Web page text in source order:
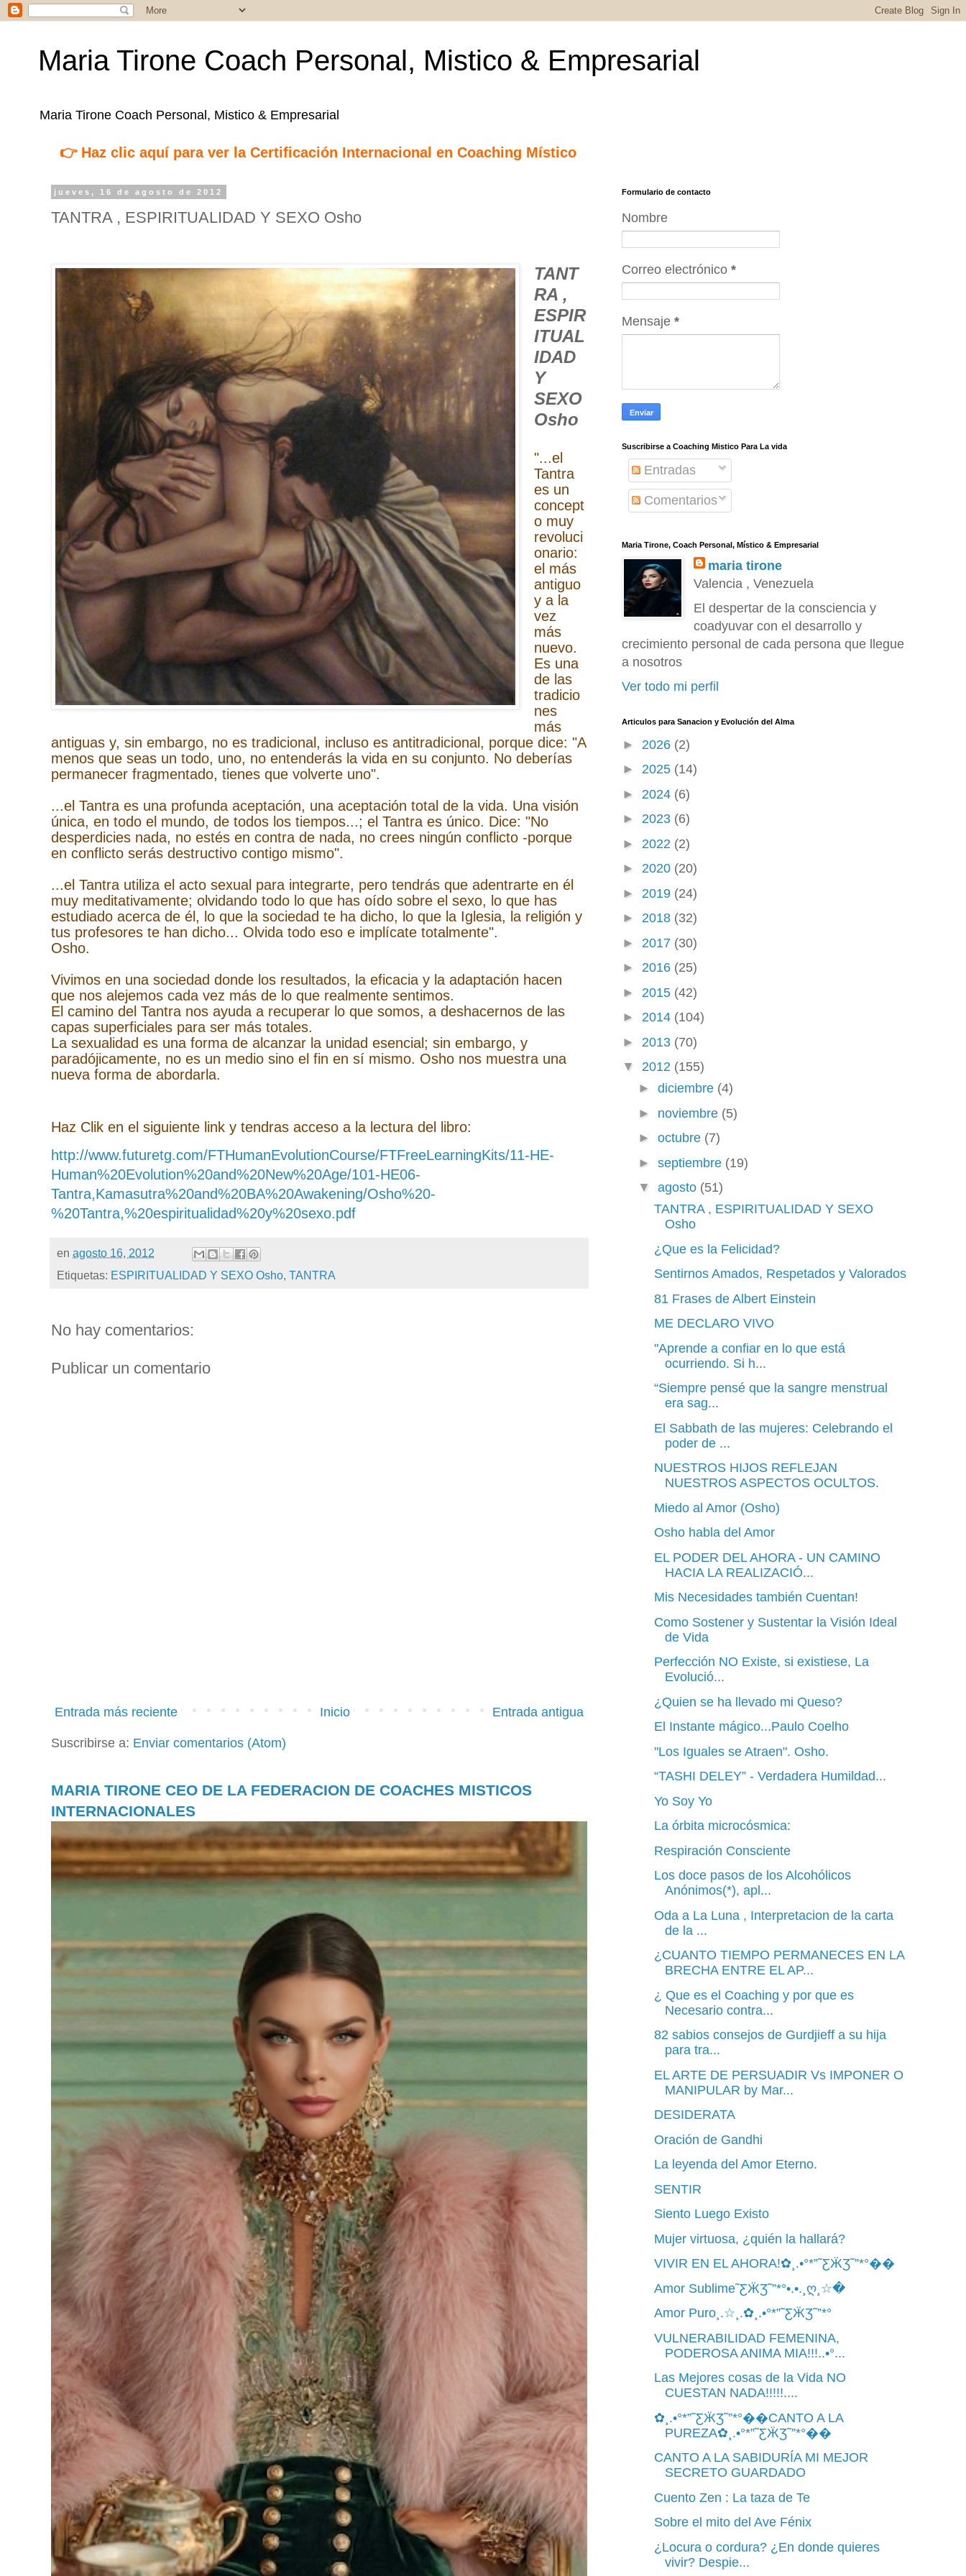
Maria Tirone Coach Personal, Mistico & Empresarial
Maria Tirone Coach Personal, Mistico & Empresarial
👉 Haz clic aquí para ver la Certificación Internacional en Coaching Místico
jueves, 16 de agosto de 2012
TANTRA , ESPIRITUALIDAD Y SEXO Osho
TANT
RA ,
ESPIR
ITUAL
IDAD
Y
SEXO
Osho
"...el
Tantra
es un
concept
o muy
revoluci
onario:
el más
antiguo
y a la
vez
más
nuevo.
Es una
de las
tradicio
nes
más
antiguas y, sin embargo, no es tradicional, incluso es antitradicional, porque dice: "A
menos que seas un todo, uno, no entenderás la vida en su conjunto. No deberías
permanecer fragmentado, tienes que volverte uno".
...el Tantra es una profunda aceptación, una aceptación total de la vida. Una visión
única, en todo el mundo, de todos los tiempos...; el Tantra es único. Dice: "No
desperdicies nada, no estés en contra de nada, no crees ningún conflicto -porque
en conflicto serás destructivo contigo mismo".
...el Tantra utiliza el acto sexual para integrarte, pero tendrás que adentrarte en él
muy meditativamente; olvidando todo lo que has oído sobre el sexo, lo que has
estudiado acerca de él, lo que la sociedad te ha dicho, lo que la Iglesia, la religión y
tus profesores te han dicho... Olvida todo eso e implícate totalmente".
Osho.
Vivimos en una sociedad donde los resultados, la eficacia y la adaptación hacen
que nos alejemos cada vez más de lo que realmente sentimos.
El camino del Tantra nos ayuda a recuperar lo que somos, a deshacernos de las
capas superficiales para ser más totales.
La sexualidad es una forma de alcanzar la unidad esencial; sin embargo, y
paradójicamente, no es un medio sino el fin en sí mismo. Osho nos muestra una
nueva forma de abordarla.
Haz Clik en el siguiente link y tendras acceso a la lectura del libro:
http://www.futuretg.com/FTHumanEvolutionCourse/FTFreeLearningKits/11-HE-
Human%20Evolution%20and%20New%20Age/101-HE06-
Tantra,Kamasutra%20and%20BA%20Awakening/Osho%20-
%20Tantra,%20espiritualidad%20y%20sexo.pdf
en agosto 16, 2012
Etiquetas: ESPIRITUALIDAD Y SEXO Osho, TANTRA
No hay comentarios:
Publicar un comentario
Entrada más reciente Entrada antigua
Inicio
Suscribirse a: Enviar comentarios (Atom)
MARIA TIRONE CEO DE LA FEDERACION DE COACHES MISTICOS
INTERNACIONALES
Formulario de contacto
Nombre
Correo electrónico *
Mensaje *
Suscribirse a Coaching Mistico Para La vida
Entradas
Comentarios
Maria Tirone, Coach Personal, Místico & Empresarial
maria tirone
Valencia , Venezuela
El despertar de la consciencia y
coadyuvar con el desarrollo y
crecimiento personal de cada persona que llegue
a nosotros
Ver todo mi perfil
Articulos para Sanacion y Evolución del Alma
► 2026 (2)
► 2025 (14)
► 2024 (6)
► 2023 (6)
► 2022 (2)
► 2020 (20)
► 2019 (24)
► 2018 (32)
► 2017 (30)
► 2016 (25)
► 2015 (42)
► 2014 (104)
► 2013 (70)
▼ 2012 (155)
► diciembre (4)
► noviembre (5)
► octubre (7)
► septiembre (19)
▼ agosto (51)
TANTRA , ESPIRITUALIDAD Y SEXO
Osho
¿Que es la Felicidad?
Sentirnos Amados, Respetados y Valorados
81 Frases de Albert Einstein
ME DECLARO VIVO
"Aprende a confiar en lo que está
ocurriendo. Si h...
“Siempre pensé que la sangre menstrual
era sag...
El Sabbath de las mujeres: Celebrando el
poder de ...
NUESTROS HIJOS REFLEJAN
NUESTROS ASPECTOS OCULTOS.
Miedo al Amor (Osho)
Osho habla del Amor
EL PODER DEL AHORA - UN CAMINO
HACIA LA REALIZACIÓ...
Mis Necesidades también Cuentan!
Como Sostener y Sustentar la Visión Ideal
de Vida
Perfección NO Existe, si existiese, La
Evolució...
¿Quien se ha llevado mi Queso?
El Instante mágico...Paulo Coelho
"Los Iguales se Atraen". Osho.
“TASHI DELEY” - Verdadera Humildad...
Yo Soy Yo
La órbita microcósmica:
Respiración Consciente
Los doce pasos de los Alcohólicos
Anónimos(*), apl...
Oda a La Luna , Interpretacion de la carta
de la ...
¿CUANTO TIEMPO PERMANECES EN LA
BRECHA ENTRE EL AP...
¿ Que es el Coaching y por que es
Necesario contra...
82 sabios consejos de Gurdjieff a su hija
para tra...
EL ARTE DE PERSUADIR Vs IMPONER O
MANIPULAR by Mar...
DESIDERATA
Oración de Gandhi
La leyenda del Amor Eterno.
SENTIR
Siento Luego Existo
Mujer virtuosa, ¿quién la hallará?
VIVIR EN EL AHORA!✿¸.•°*”˜ƸӜƷ˜”*°��
Amor Sublime˜ƸӜƷ˜”*°•.•.¸ღ¸☆�
Amor Puro¸.☆¸.✿¸.•°*”˜ƸӜƷ˜”*°
VULNERABILIDAD FEMENINA,
PODEROSA ANIMA MIA!!!..•°...
Las Mejores cosas de la Vida NO
CUESTAN NADA!!!!!....
✿¸.•°*”˜ƸӜƷ˜”*°��CANTO A LA
PUREZA✿¸.•°*”˜ƸӜƷ˜”*°��
CANTO A LA SABIDURÍA MI MEJOR
SECRETO GUARDADO
Cuento Zen : La taza de Te
Sobre el mito del Ave Fénix
¿Locura o cordura? ¿En donde quieres
vivir? Despie...